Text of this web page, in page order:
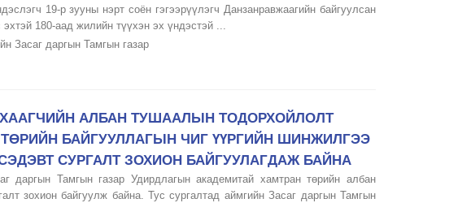
19-р зууны нэрт соён гэгээрүүлэгч Данзанравжаагийн байгуулсан
180-аад жилийн түүхэн эх үндэстэй ...
Засаг даргын Тамгын газар
АЛБАН ТУШААЛЫН ТОДОРХОЙЛОЛТ
БАЙГУУЛЛАГЫН ЧИГ ҮҮРГИЙН ШИНЖИЛГЭЭ
СУРГАЛТ ЗОХИОН БАЙГУУЛАГДАЖ БАЙНА
даргын Тамгын газар Удирдлагын академитай хамтран төрийн албан
зохион байгуулж байна. Тус сургалтад аймгийн Засаг даргын Тамгын